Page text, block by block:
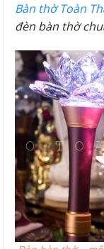
Bàn thờ Toàn
đèn bàn thờ